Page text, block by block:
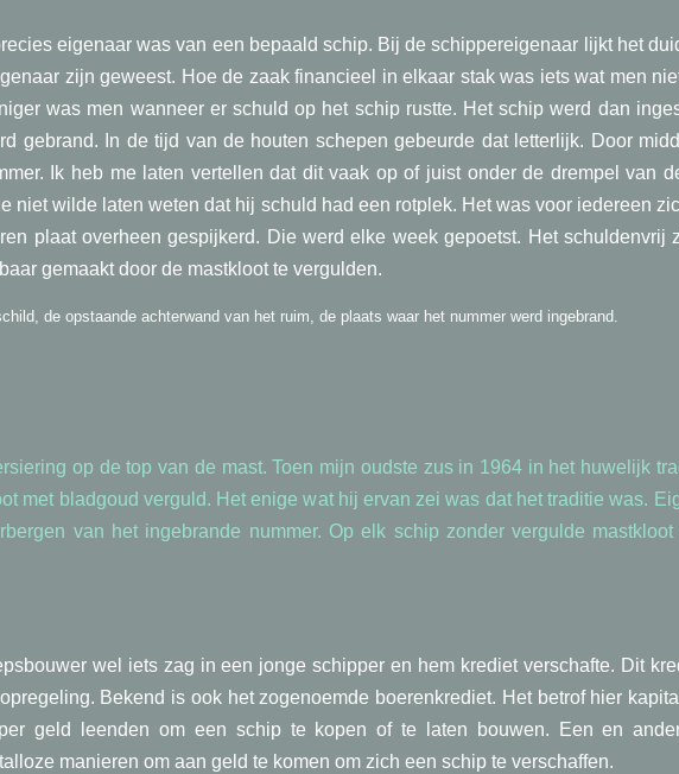
eigenaar was van een bepaald schip. Bij de schippereigenaar lijkt het
zijn geweest. Hoe de zaak financieel in elkaar stak was iets wat men
was men wanneer er schuld op het schip rustte. Het schip werd dan
gebrand. In de tijd van de houten schepen gebeurde dat letterlijk. Door
Ik heb me laten vertellen dat dit vaak op of juist onder de drempel van
niet wilde laten weten dat hij schuld had een rotplek. Het was voor iedereen
plaat overheen gespijkerd. Die werd elke week gepoetst. Het schuldenvrij
gemaakt door de mastkloot te vergulden.
de opstaande achterwand van het ruim, de plaats waar het nummer werd ingebrand.
op de top van de mast. Toen mijn oudste zus in 1964 in het huwelijk
met bladgoud verguld. Het enige wat hij ervan zei was dat het traditie was.
van het ingebrande nummer. Op elk schip zonder vergulde mastkloot
wel iets zag in een jonge schipper en hem krediet verschafte. Dit
Bekend is ook het zogenoemde boerenkrediet. Het betrof hier
geld leenden om een schip te kopen of te laten bouwen. Een en
manieren om aan geld te komen om zich een schip te verschaffen.